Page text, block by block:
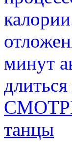
минут
танцы